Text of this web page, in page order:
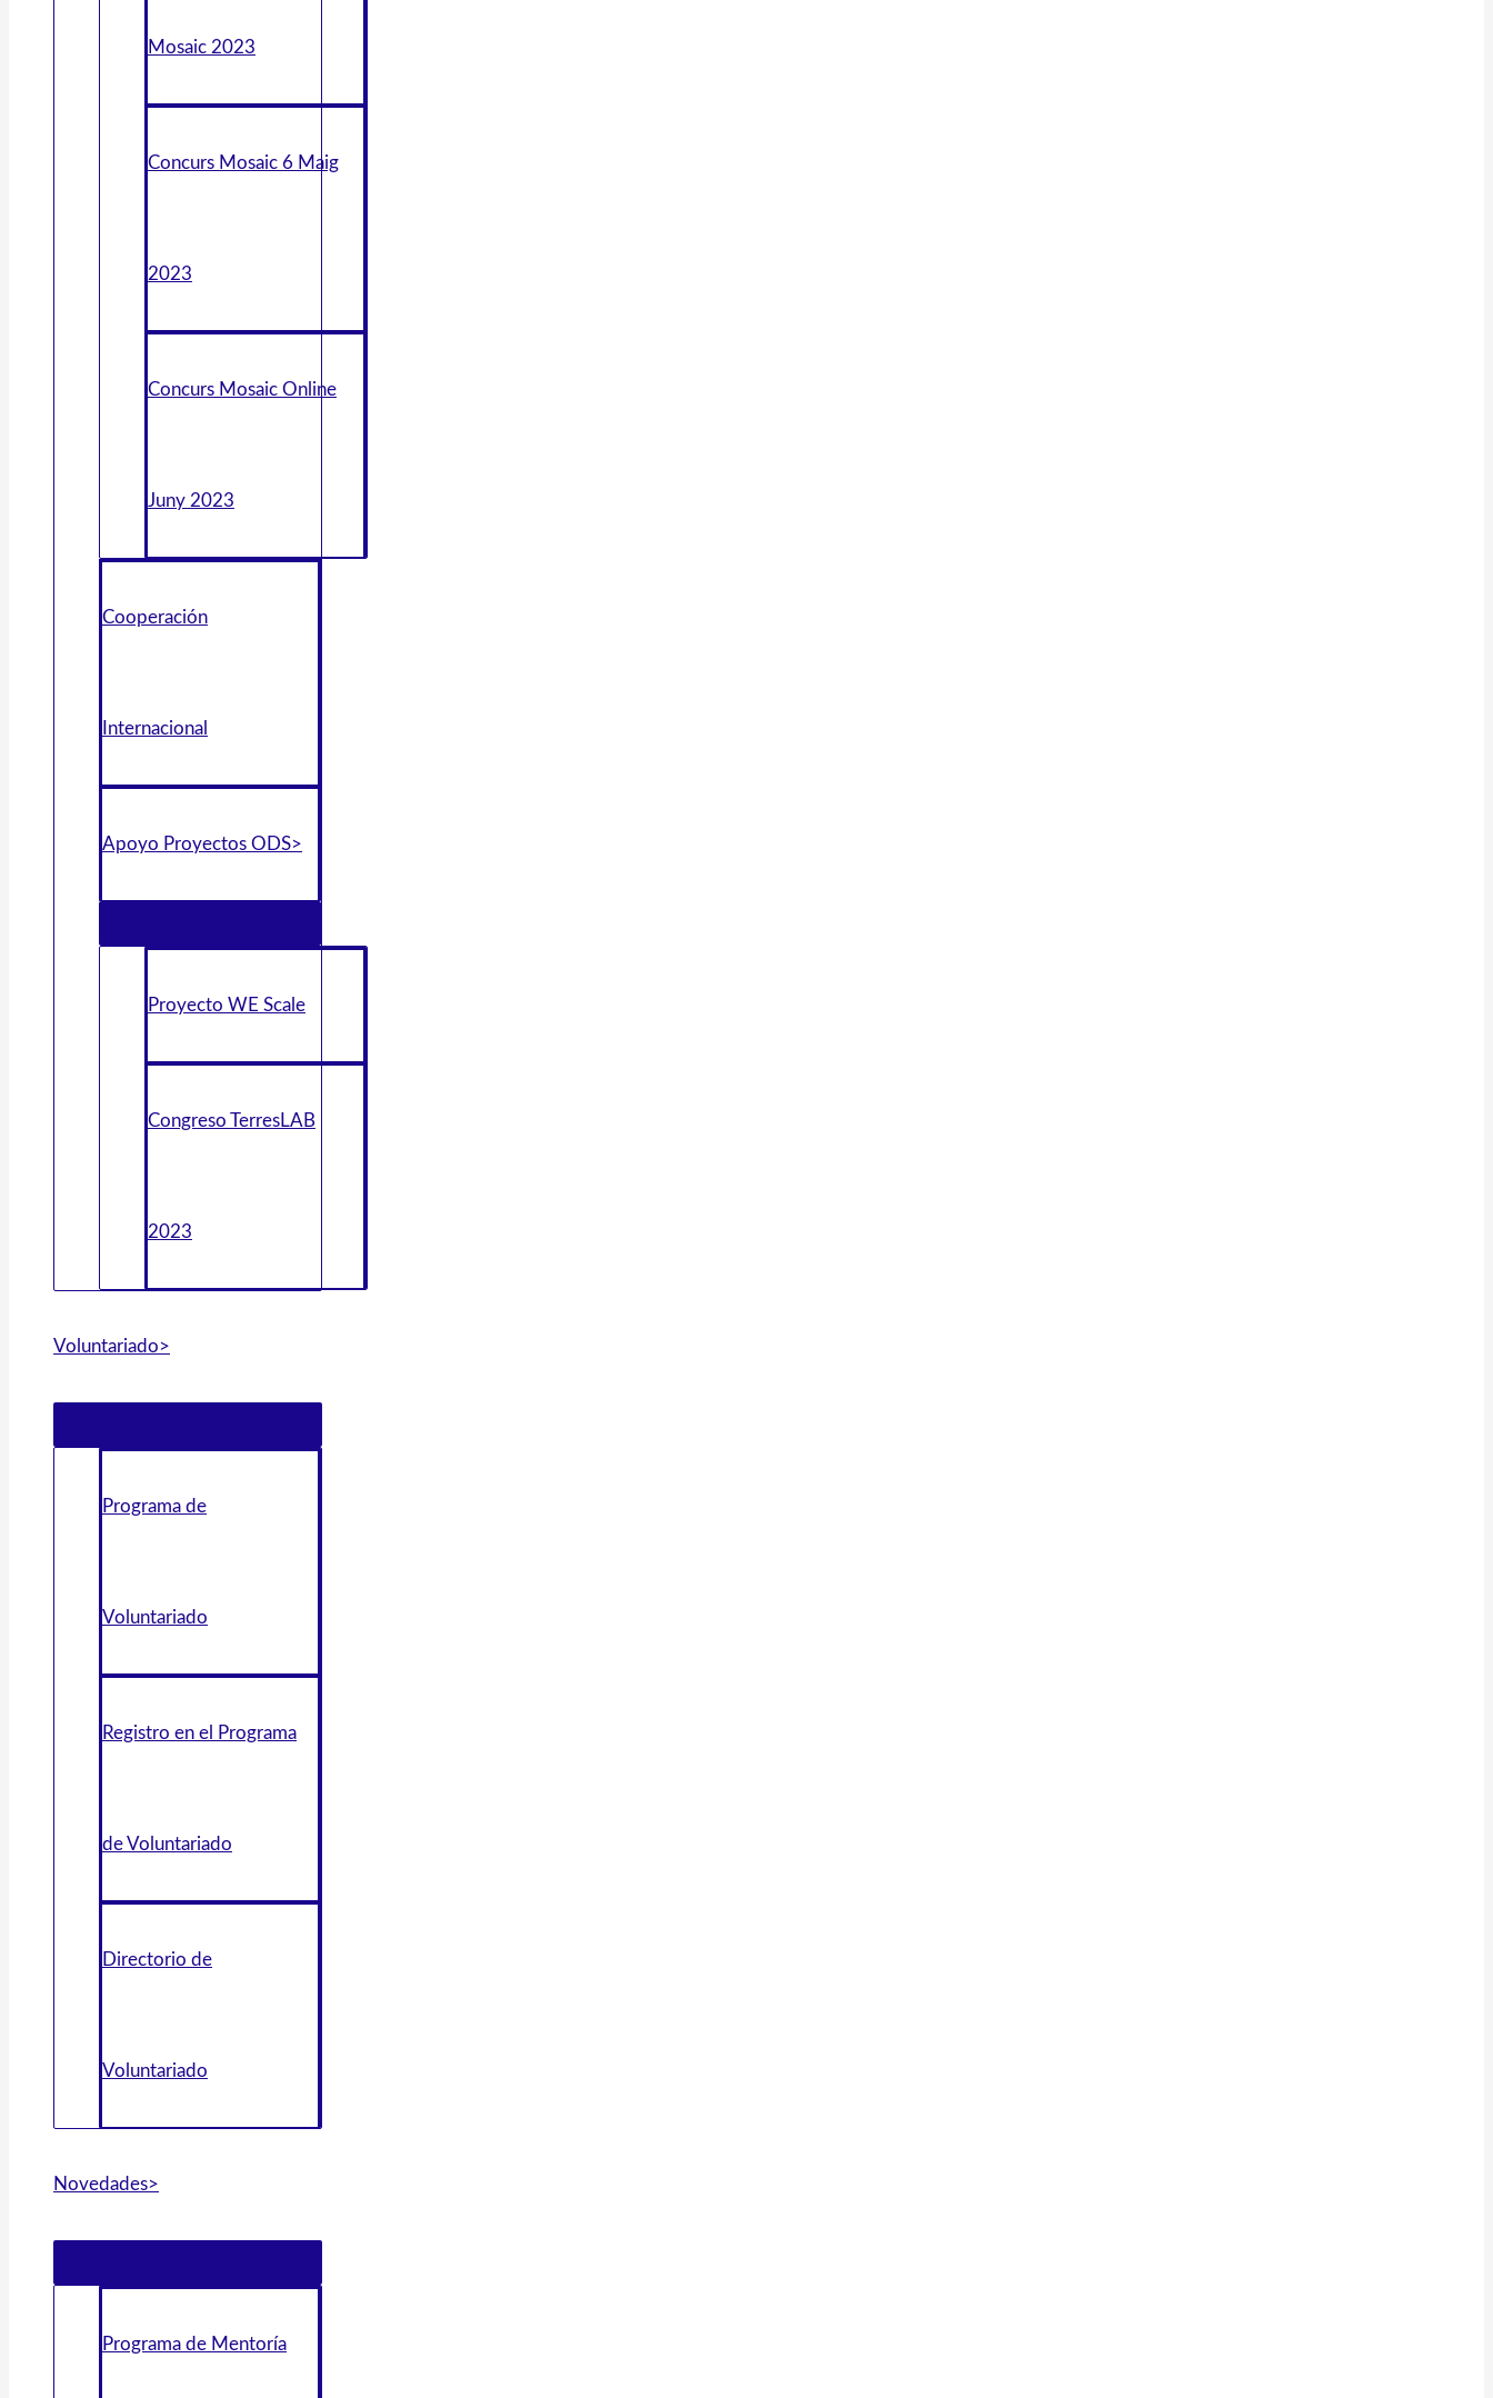
Mosaic 2023
Concurs Mosaic 6 Maig
2023
Concurs Mosaic Online
Juny 2023
Cooperación
Internacional
Apoyo Proyectos ODS>
Proyecto WE Scale
Congreso TerresLAB
2023
Voluntariado>
Programa de
Voluntariado
Registro en el Programa
de Voluntariado
Directorio de
Voluntariado
Novedades>
Programa de Mentoría